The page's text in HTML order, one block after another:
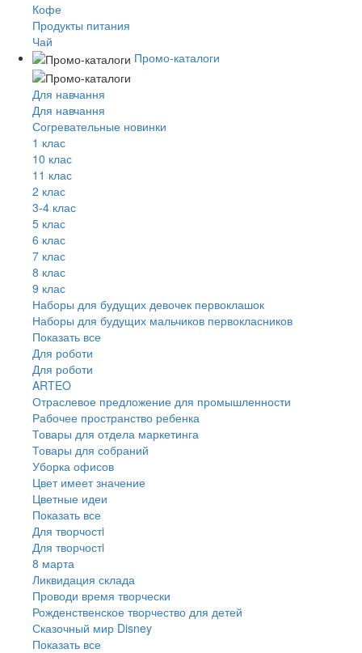
Кофе
Продукты питания
Чай
Промо-каталоги
Для навчання
Для навчання
Согревательные новинки
1 клас
10 клас
11 клас
2 клас
3-4 клас
5 клас
6 клас
7 клас
8 клас
9 клас
Наборы для будущих девочек первоклашок
Наборы для будущих мальчиков первокласников
Показать все
Для роботи
Для роботи
ARTEO
Отраслевое предложение для промышленности
Рабочее пространство ребенка
Товары для отдела маркетинга
Товары для собраний
Уборка офисов
Цвет имеет значение
Цветные идеи
Показать все
Для творчостi
Для творчостi
8 марта
Ликвидация склада
Проводи время творчески
Рожденственское творчество для детей
Сказочный мир Disney
Показать все